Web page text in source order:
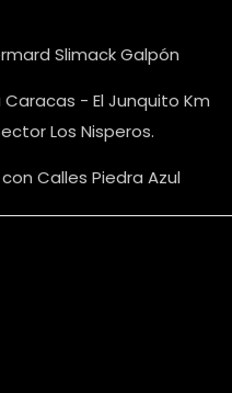
Slimack Galpón
- El Junquito Km
Los Nisperos.
Calles Piedra Azul